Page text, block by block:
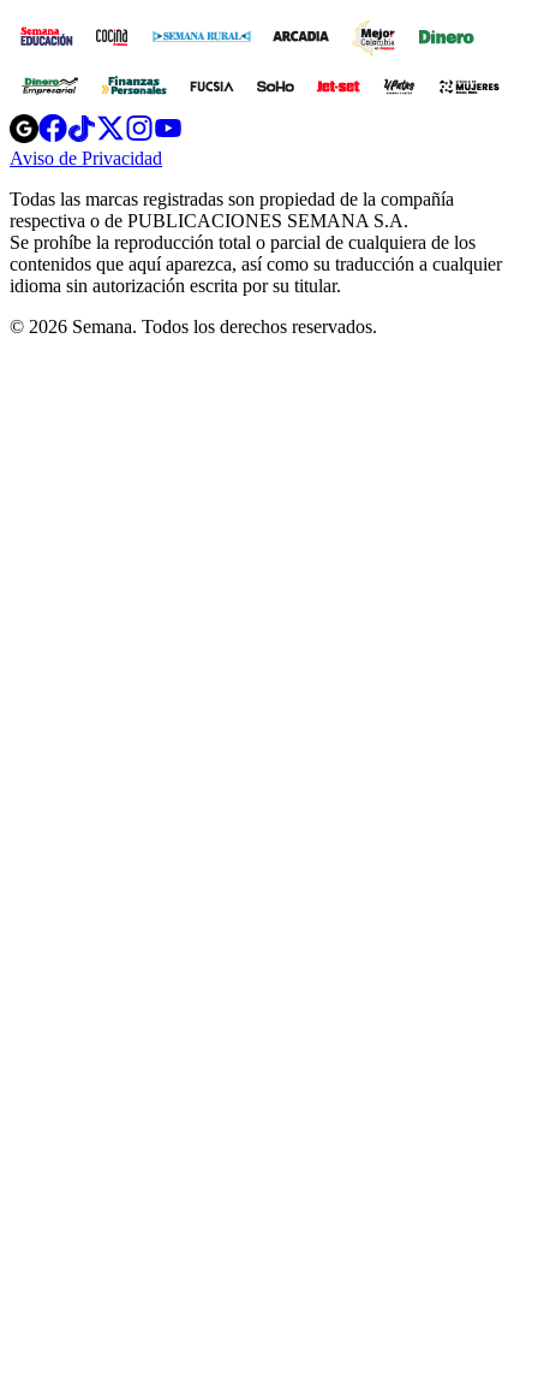
Opens
in
new
Opens
in
new
Opens
in
new
window
Opens
new
windowwindow
Aviso de Privacidad
new
window
Todas las marcas registradas son propiedad de la compañía
respectiva o de PUBLICACIONES SEMANA S.A.
Se prohíbe la reproducción total o parcial de cualquiera de los
contenidos que aquí aparezca, así como su traducción a cualquier
idioma sin autorización escrita por su titular.
© 2026 Semana. Todos los derechos reservados.